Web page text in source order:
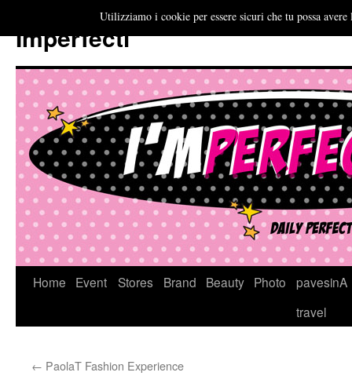
Imperfecti
VaiHome Event Stores Brand Beauty Photo
pavesinA
travel
← PaolaT Fashion Experience
Utilizziamo i cookie per essere sicuri che tu possa